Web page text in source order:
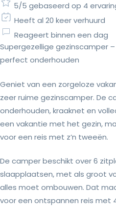
5/5 gebaseerd op 4
Heeft al 20 keer verhuurd
Reageert binnen een dag
Supergezellige gezinscamper
perfect onderhouden
Geniet van een zorgeloze
zeer ruime gezinscamper. De
onderhouden, kraaknet en
een vakantie met het gezin,
voor een reis met z’n tweeën.
De camper beschikt over 6
slaapplaatsen, met als groot
alles moet ombouwen. Dat
voor een ontspannen reis met